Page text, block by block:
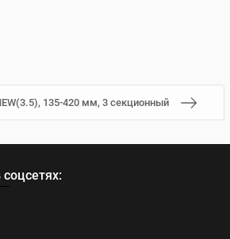
135-420 мм, 3 секционный